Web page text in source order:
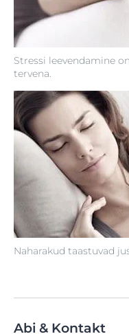
Stressi leevendamine
tervena.
Naharakud taastuvad
Abi & Kontakt